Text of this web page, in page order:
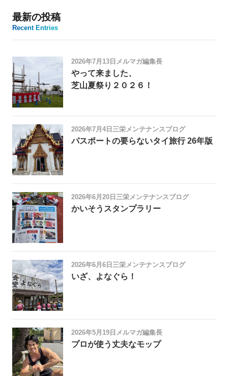
最新の投稿
Recent Entries
2026年7月13日 メルマガ編集長
やって来ました、
芝山夏祭り２０２６！
2026年7月4日 三栄メンテナンスブログ
パスポートの要らないタイ旅行 26年版
2026年6月20日 三栄メンテナンスブログ
かいそうスタンプラリー
2026年6月6日 三栄メンテナンスブログ
いざ、よなぐら！
2026年5月19日 メルマガ編集長
プロが使う丈夫なモップ